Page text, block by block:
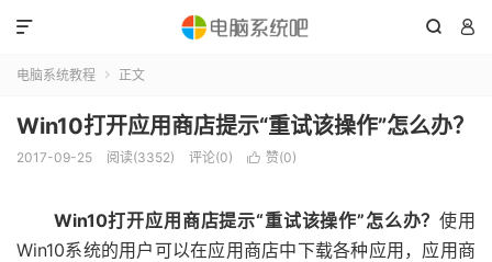
 

电脑系统教程  正文
Win10打开应用商店提示“重试该操作”怎么办？
2017-09-25 阅读(3352) 评论(0)  赞(0)
Win10打开应用商店提示“重试该操作”怎么办？使用
Win10系统的用户可以在应用商店中下载各种应用，应用商